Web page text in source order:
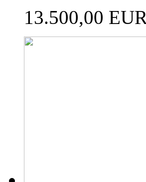
13.500,00